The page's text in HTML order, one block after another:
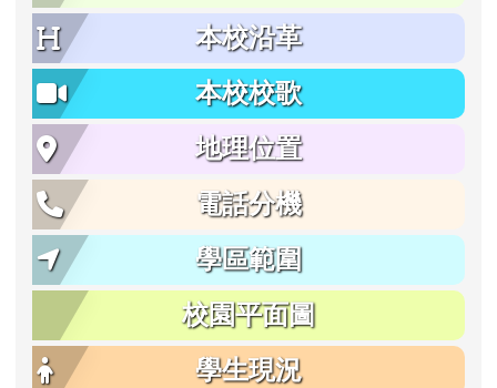
本校沿革
本校校歌
地理位置
電話分機
學區範圍
校園平面圖
學生現況